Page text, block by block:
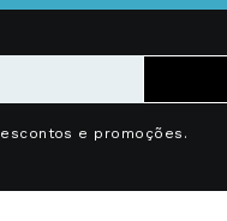
e promoções.